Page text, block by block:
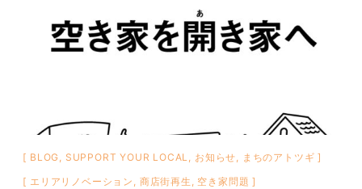
BLOG , SUPPORT YOUR LOCAL , お知らせ, まちのアトツギ
エリアリノベーション , 商店街再生 , 空き家問題